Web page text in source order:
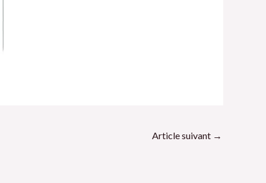
Article suivant →